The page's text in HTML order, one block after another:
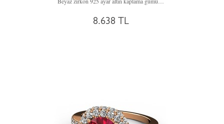
8.638 TL